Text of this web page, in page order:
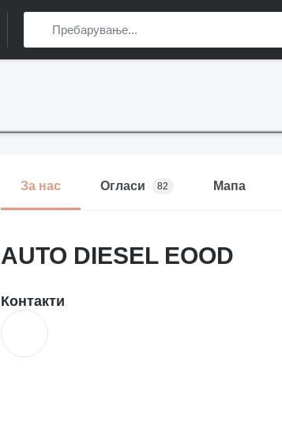
За нас Огласи 82 Мапа
AUTO DIESEL EOOD
Контакти